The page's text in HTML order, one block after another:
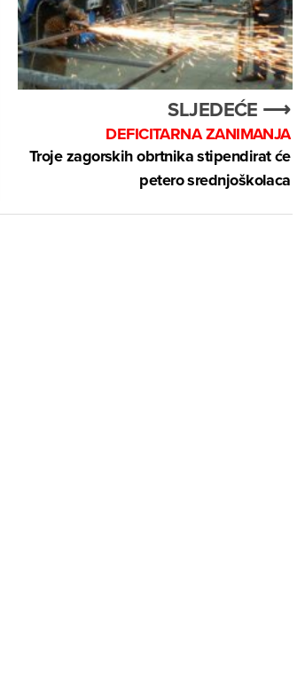
SLJEDEĆE ⟶
DEFICITARNA ZANIMANJA
Troje zagorskih obrtnika stipendirat će
petero srednjoškolaca